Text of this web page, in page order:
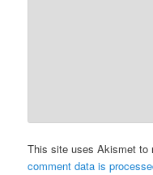
This site uses Akismet to
comment data is